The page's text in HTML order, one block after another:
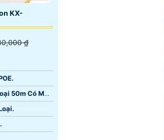
KX-
₫
50m Có Màu